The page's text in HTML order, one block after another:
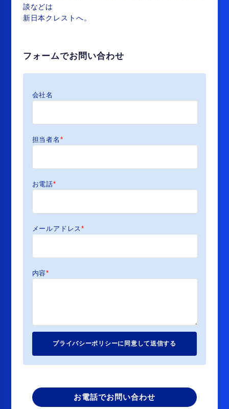
談などは
新日本クレストへ。
フォームでお問い合わせ
会社名
担当者名 *
お電話*
メールアドレス*
内容*
お電話でお問い合わせ